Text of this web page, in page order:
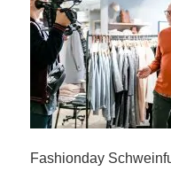
Fashionday